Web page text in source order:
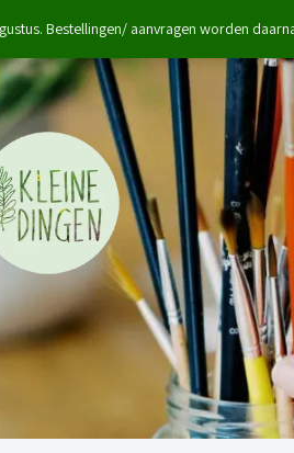
Bestellingen/ aanvragen worden